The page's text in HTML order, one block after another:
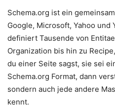
Schema.org ist ein
Google, Microsoft, Yahoo und
definiert Tausende von
Organization bis hin zu
du einer Seite sagst, sie sei
Schema.org Format, dann
sondern auch jede andere
kennt.